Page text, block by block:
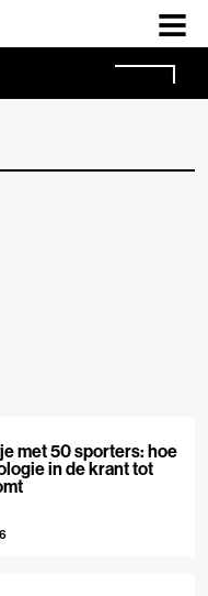
met 50 sporters: hoe
in de krant tot